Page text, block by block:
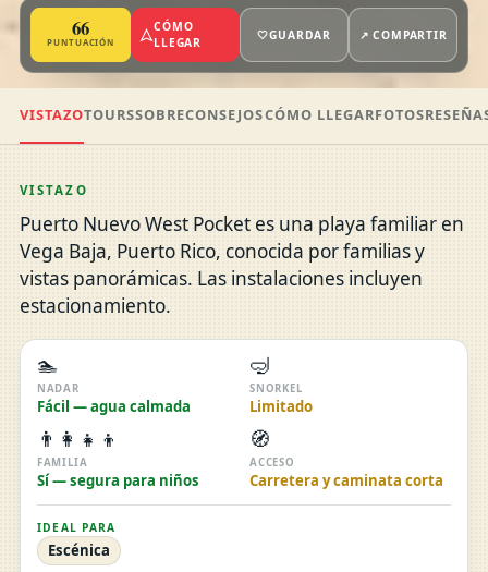
66
PUNTUACIÓN
CÓMO
LLEGAR
🤍GUARDAR ↗ COMPARTIR
VISTAZOTOURSSOBRECONSEJOSCÓMO LLEGARFOTOS
VISTAZO
Puerto Nuevo West Pocket es una playa familiar en
Vega Baja, Puerto Rico, conocida por familias y
vistas panorámicas. Las instalaciones incluyen
estacionamiento.
🏊
NADAR
Fácil — agua calmada
🤿
SNORKEL
Limitado
👨‍👩‍👧‍👦
FAMILIA
Sí — segura para niños
🧭
ACCESO
Carretera y caminata corta
IDEAL PARA
Escénica